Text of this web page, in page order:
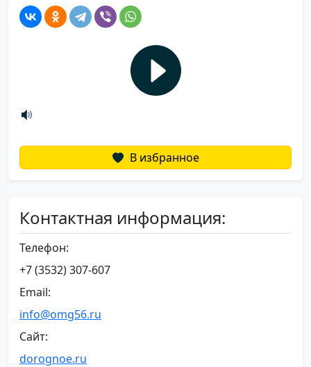
В избранное
Контактная информация:
Телефон:
+7 (3532) 307-607
Email:
info@omg56.ru
Сайт:
dorognoe.ru